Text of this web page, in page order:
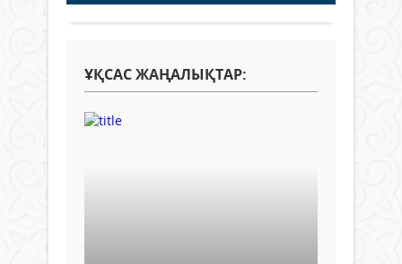
ҰҚСАС ЖАҢАЛЫҚТАР: